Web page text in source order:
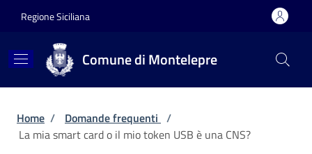
Regione Siciliana
Comune di Montelepre
Briciole di pane
Home / Domande frequenti /
La mia smart card o il mio token USB è una CNS?